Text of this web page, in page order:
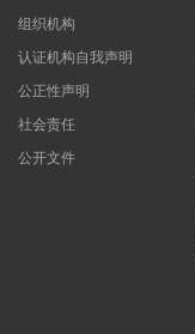
组织机构
认证机构自我声明
公正性声明
社会责任
公开文件